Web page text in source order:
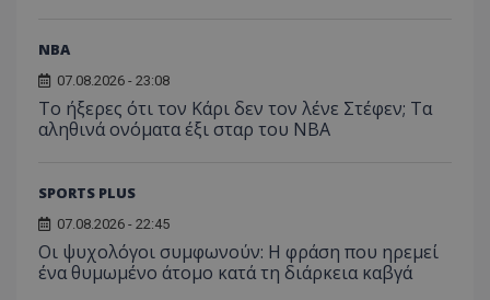
NBA
07.08.2026 - 23:08
Το ήξερες ότι τον Κάρι δεν τον λένε Στέφεν; Τα
αληθινά ονόματα έξι σταρ του NBA
SPORTS PLUS
07.08.2026 - 22:45
Οι ψυχολόγοι συμφωνούν: Η φράση που ηρεμεί
ένα θυμωμένο άτομο κατά τη διάρκεια καβγά